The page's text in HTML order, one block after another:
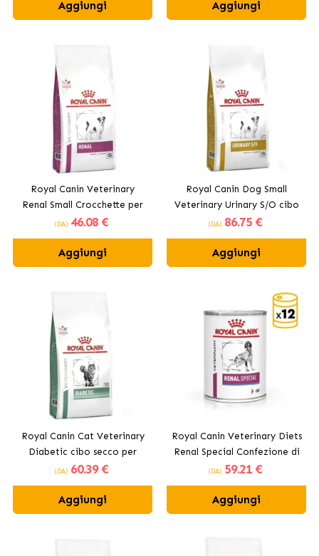
Sterilizzazione
Aggiungi Aggiungi
Royal Canin Veterinary
Renal Small Crocchette per
Cani di Piccola Taglia
(DA) 46.08 €
Aggiungi
Royal Canin Dog Small
Veterinary Urinary S/O cibo
secco per cani di piccola
taglia
(DA) 86.75 €
Aggiungi
Royal Canin Cat Veterinary
Diabetic cibo secco per
gatti adulti
(DA) 60.39 €
Aggiungi
Royal Canin Veterinary Diets
Renal Special Confezione di
cibo umido per cani
(DA) 59.21 €
Aggiungi